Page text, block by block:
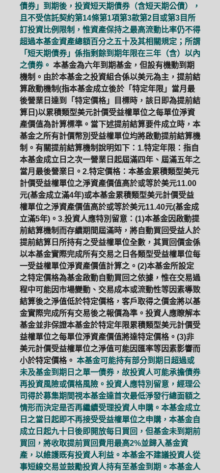
債券」到期後，投資短天期債券（含短天期公債），
且不受信託契約第14條第1項第3款第2目或第3目所
訂投資比例限制，惟資產保持之最高流動比率仍不得
超過本基金資產總額百分之五十及其相關規定；所謂
「短天期債券」係指剩餘到期年限在三年（含）以內
之債券。 本基金為六年到期基金，但設有機動到期
機制。由於本基金之投資組合係以美元為主，提前結
算啟動機制(指本基金成立後於「特定年限」當月最
後營業日達到「特定價格」目標時，該日即為提前結
算日)以累積類型美元計價受益權單位之每單位淨資
產價值為計算標準。當下述提前結算要件成立時，本
基金之所有計價幣別受益權單位均將啟動提前結算機
制。有關提前結算機制說明如下：1.特定年限：指自
本基金成立日之次一營業日起屆滿四年、屆滿五年之
當月最後營業日。2.特定價格：本基金累積類型美元
計價受益權單位之淨資產價值高於或等於美元11.00
元(基金成立滿4年)或本基金累積類型美元計價受益
權單位之淨資產價值高於或等於美元11.40元(基金成
立滿5年)。3.投資人應特別留意：(1)本基金因啟動提
前結算機制而存續期間屆滿時，將自動買回受益人於
提前結算日所持有之受益權單位全數，其買回價金係
以本基金實際完成所有交易之日各類型受益權單位每
一受益權單位淨資產價值計算之。(2)本基金所設定
之特定價格為基金啟動自動買回之依據，惟在交易過
程中可能因市場變動、交易成本或流動性等因素導致
結算後之淨值低於特定價格，客戶取得之價金將以基
金實際完成所有交易後之報價為準。投資人應瞭解本
基金並非保證本基金於特定年限累積類型美元計價受
益權單位之每單位淨資產價值將達特定價格。(3)非
美元計價受益權單位之淨值可能因匯率等因素影響而
小於特定價格。 本基金可能持有部分到期日超過或
未及基金到期日之單一債券，故投資人可能承擔債券
再投資風險或價格風險。投資人應特別留意，經理公
司得於募集期間視本基金達首次最低淨發行總面額之
情形而決定是否再繼續受理投資人申購。本基金成立
日之當日起即不再接受受益權單位之申購，本基金自
成立日起九十日後即開放每日買回，但基金未到期前
買回，將收取提前買回費用最高2%並歸入基金資
產，以維護既有投資人利益。本基金不建議投資人從
事短線交易並鼓勵投資人持有至基金到期。本基金人